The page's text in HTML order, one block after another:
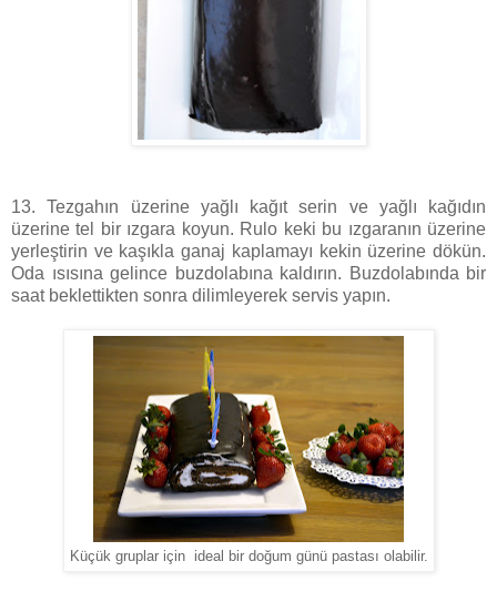
13. Tezgahın üzerine yağlı kağıt serin ve yağlı kağıdın
üzerine tel bir ızgara koyun. Rulo keki bu ızgaranın üzerine
yerleştirin ve kaşıkla ganaj kaplamayı kekin üzerine dökün.
Oda ısısına gelince buzdolabına kaldırın. Buzdolabında bir
saat beklettikten sonra dilimleyerek servis yapın.
Küçük gruplar için ideal bir doğum günü pastası olabilir.